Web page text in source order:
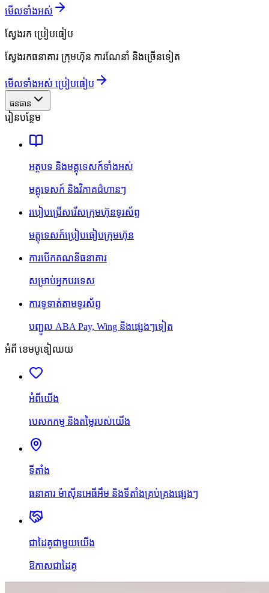
មើលទាំងអស់
ស្វែងរក ប្រៀបធៀប
ស្វែងរកធនាគារ ក្រុមហ៊ុន ការណែនាំ និងច្រើនទៀត
មើលទាំងអស់ ប្រៀបធៀប
ធនធាន
រៀនបន្ថែម
អត្ថបទ និងមគ្គុទេសក៍ទាំងអស់
មគ្គុទេសក៍ និងវិភាគជំហានៗ
របៀបជ្រើសរើសក្រុមហ៊ុនទូរស័ព្ទ
មគ្គុទេសក៍ប្រៀបធៀបក្រុមហ៊ុន
ការបើកគណនីធនាគារ
សម្រាប់អ្នកបរទេស
ការទូទាត់តាមទូរស័ព្ទ
បញ្ជូល ABA Pay, Wing និងផ្សេងៗទៀត
អំពី ខេមបូឌៀឈយ
អំពីយើង
បេសកកម្ម និងតម្លៃរបស់យើង
ទីតាំង
ធនាគារ ម៉ាស៊ីនអេធីអឹម និងទីតាំងគ្រប់គ្រងផ្សេងៗ
ជាដៃគូជាមួយយើង
ឱកាសជាដៃគូ